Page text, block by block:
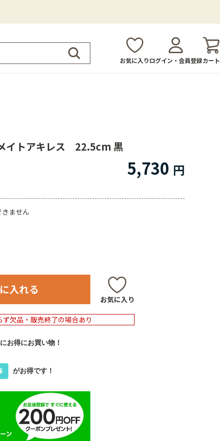
お気に入りログイン・会員登録カート
イトアキレス 22.5cm 黒
5,730
ません
入れる
お気に入り
欠品・販売終了の場合あり
お得にお買い物！
がお得です！